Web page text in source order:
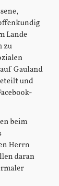
Lande
zu
Gauland
und
beim
Herrn
daran